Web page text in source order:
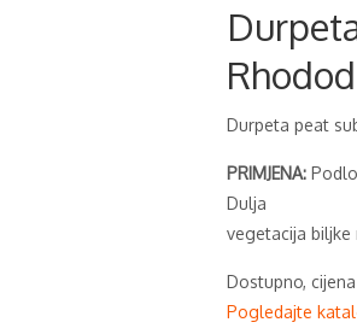
Durpeta peat
PRIMJENA:
Dulja
vegetacija
Dostupno,
Pogledajte